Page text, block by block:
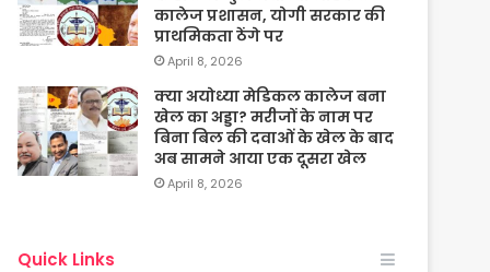
कालेज प्रशासन, योगी सरकार की
प्राथमिकता ठेंगे पर
April 8, 2026
क्या अयोध्या मेडिकल कालेज बना
खेल का अड्डा? मरीजों के नाम पर
बिना बिल की दवाओं के खेल के बाद
अब सामने आया एक दूसरा खेल
April 8, 2026
Quick Links